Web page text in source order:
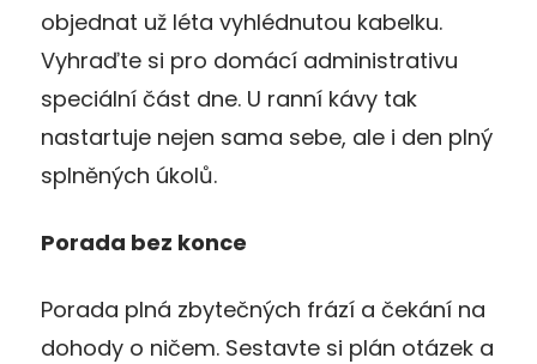
objednat už léta vyhlédnutou kabelku.
Vyhraďte si pro domácí administrativu
speciální část dne. U ranní kávy tak
nastartuje nejen sama sebe, ale i den plný
splněných úkolů.
Porada bez konce
Porada plná zbytečných frází a čekání na
dohody o ničem. Sestavte si plán otázek a